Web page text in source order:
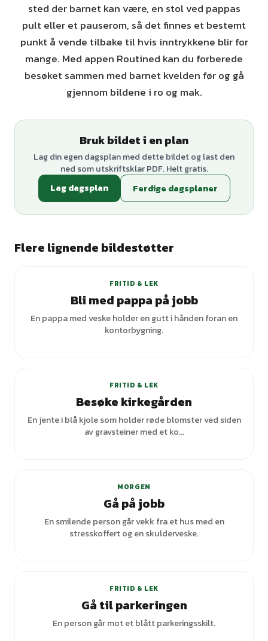
sted der barnet kan være, en stol ved pappas
pult eller et pauserom, så det finnes et bestemt
punkt å vende tilbake til hvis inntrykkene blir for
mange. Med appen Routined kan du forberede
besøket sammen med barnet kvelden før og gå
gjennom bildene i ro og mak.
Bruk bildet i en plan
Lag din egen dagsplan med dette bildet og last den
ned som utskriftsklar PDF. Helt gratis.
Lag dagsplan
Ferdige dagsplaner
Flere lignende bildestøtter
FRITID & LEK
Bli med pappa på jobb
En pappa med veske holder en gutt i hånden foran en
kontorbygning.
FRITID & LEK
Besøke kirkegården
En jente i blå kjole som holder røde blomster ved siden
av gravsteiner med et ko...
MORGEN
Gå på jobb
En smilende person går vekk fra et hus med en
stresskoffert og en skulderveske.
FRITID & LEK
Gå til parkeringen
En person går mot et blått parkeringsskilt.